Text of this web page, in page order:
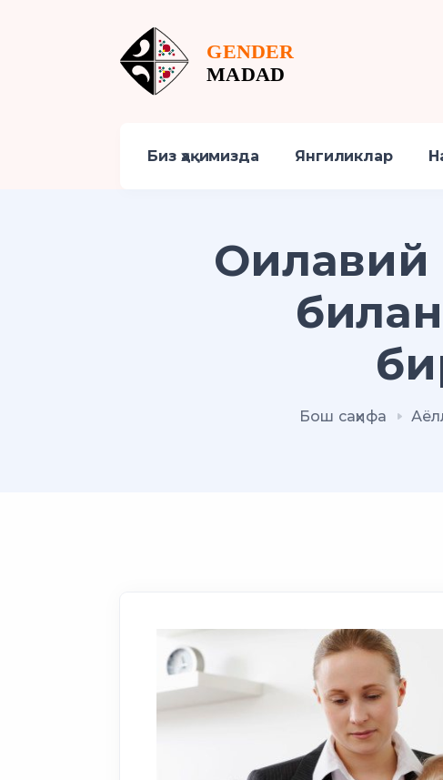
Биз ҳақимизда Янгиликлар
Бош саҳифа